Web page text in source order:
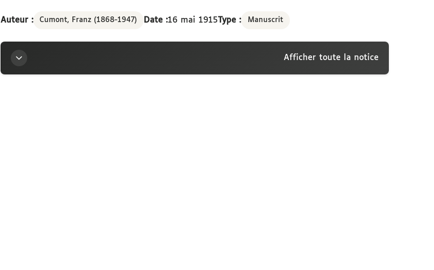
Auteur : Cumont, Franz (1868-1947) Date :16 mai 1915Type : Manuscrit
Afficher toute la notice